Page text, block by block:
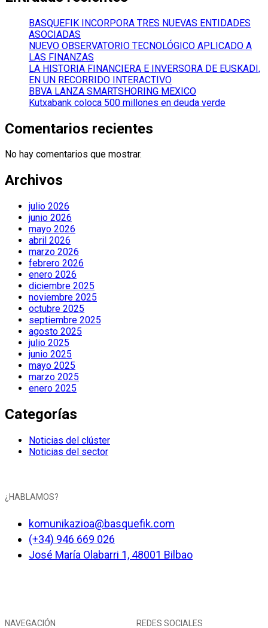
BASQUEFIK INCORPORA TRES NUEVAS ENTIDADES
ASOCIADAS
NUEVO OBSERVATORIO TECNOLÓGICO APLICADO A
LAS FINANZAS
LA HISTORIA FINANCIERA E INVERSORA DE EUSKADI,
EN UN RECORRIDO INTERACTIVO
BBVA LANZA SMARTSHORING MEXICO
Kutxabank coloca 500 millones en deuda verde
Comentarios recientes
No hay comentarios que mostrar.
Archivos
julio 2026
junio 2026
mayo 2026
abril 2026
marzo 2026
febrero 2026
enero 2026
diciembre 2025
noviembre 2025
octubre 2025
septiembre 2025
agosto 2025
julio 2025
junio 2025
mayo 2025
marzo 2025
enero 2025
Categorías
Noticias del clúster
Noticias del sector
¿HABLAMOS?
komunikazioa@basquefik.com
(+34) 946 669 026
José María Olabarri 1, 48001 Bilbao
NAVEGACIÓN REDES SOCIALES